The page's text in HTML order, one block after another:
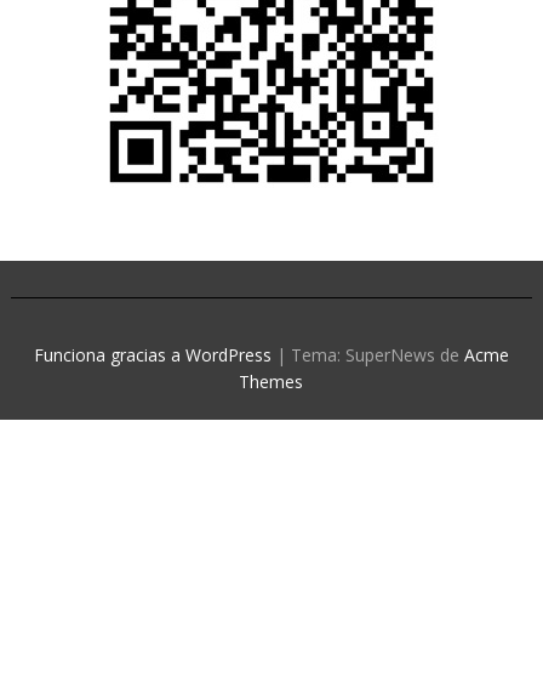
Funciona gracias a WordPress | Tema: SuperNews de Acme
Themes